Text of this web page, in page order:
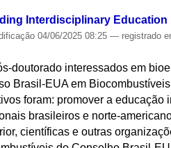
Interdisciplinary
04/06/2025 08:25— registrado
doutorado interessados em
Brasil-EUA em
foram: promover a
brasileiros e norte-
científicas e outras